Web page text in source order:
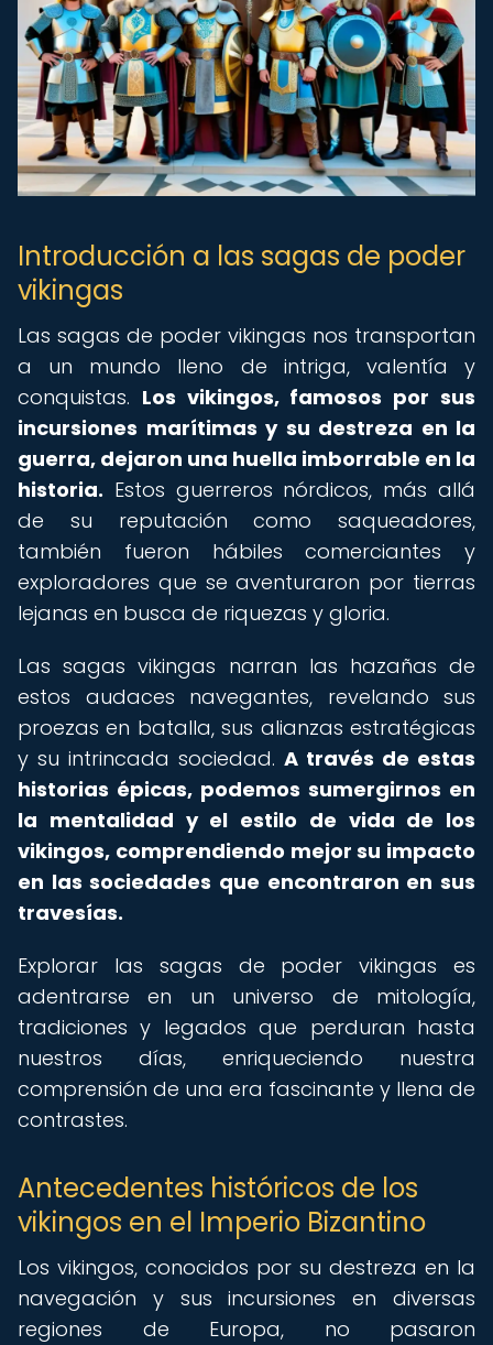
Introducción a las sagas de poder
vikingas
Las sagas de poder vikingas nos transportan
a un mundo lleno de intriga, valentía y
conquistas. Los vikingos, famosos por sus
incursiones marítimas y su destreza en la
guerra, dejaron una huella imborrable en la
historia. Estos guerreros nórdicos, más allá
de su reputación como saqueadores,
también fueron hábiles comerciantes y
exploradores que se aventuraron por tierras
lejanas en busca de riquezas y gloria.
Las sagas vikingas narran las hazañas de
estos audaces navegantes, revelando sus
proezas en batalla, sus alianzas estratégicas
y su intrincada sociedad. A través de estas
historias épicas, podemos sumergirnos en
la mentalidad y el estilo de vida de los
vikingos, comprendiendo mejor su impacto
en las sociedades que encontraron en sus
travesías.
Explorar las sagas de poder vikingas es
adentrarse en un universo de mitología,
tradiciones y legados que perduran hasta
nuestros días, enriqueciendo nuestra
comprensión de una era fascinante y llena de
contrastes.
Antecedentes históricos de los
vikingos en el Imperio Bizantino
Los vikingos, conocidos por su destreza en la
navegación y sus incursiones en diversas
regiones de Europa, no pasaron